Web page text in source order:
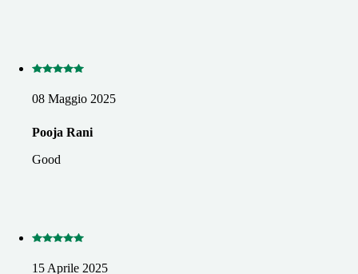
08 Maggio 2025
Pooja Rani
Good
15 Aprile 2025